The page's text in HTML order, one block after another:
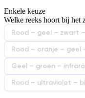
De uitleg gaat te
Afspelen werkte
Enkele keuze
Welke reeks hoort bij het
Rood – geel – zwart
Rood – oranje – geel
Geel – groen –
Rood – ultraviolet –